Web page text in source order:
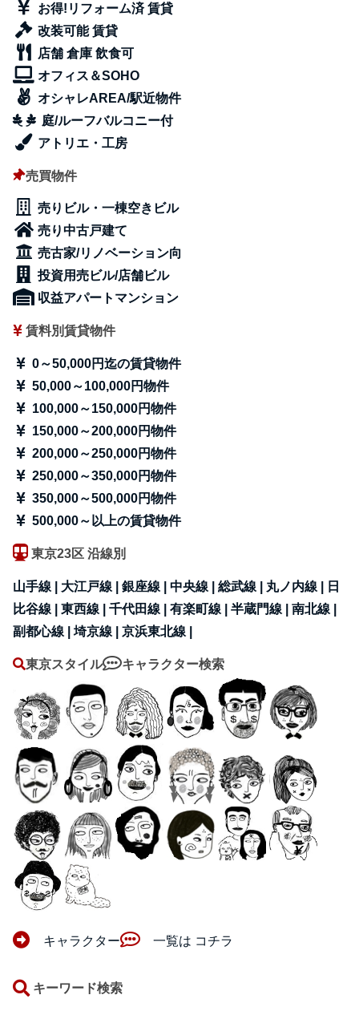
お得!リフォーム済 賃貸
改装可能 賃貸
店舗 倉庫 飲食可
オフィス＆SOHO
オシャレAREA/駅近物件
庭/ルーフバルコニー付
アトリエ・工房
売買物件
売りビル・一棟空きビル
売り中古戸建て
売古家/リノベーション向
投資用売ビル/店舗ビル
収益アパートマンション
賃料別賃貸物件
0～50,000円迄の賃貸物件
50,000～100,000円物件
100,000～150,000円物件
150,000～200,000円物件
200,000～250,000円物件
250,000～350,000円物件
350,000～500,000円物件
500,000～以上の賃貸物件
東京23区 沿線別
山手線 | 大江戸線 |銀座線 |中央線 |総武線 | 丸ノ内線 |
日
比谷線 |東西線 |千代田線 |有楽町線 |半蔵門線 |南北線 |
副都心線 |埼京線 |京浜東北線 |
東京スタイル キャラクター検索
キャラクター 一覧は コチラ
キーワード検索